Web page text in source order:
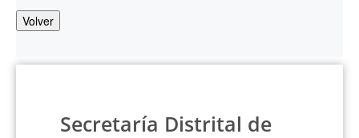
Volver
Secretaría Distrital de